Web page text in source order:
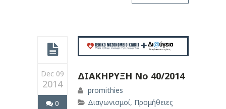
Dec 09
2014
0
ΔΙΑΚΗΡΥΞΗ Νο 40/2014
promithies
Διαγωνισμοί, Προμήθειες